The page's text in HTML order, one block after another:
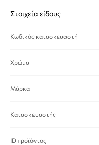
Στοιχεία είδους
Κωδικός κατασκευαστή
Χρώμα
Μάρκα
Κατασκευαστής
ID προϊόντος